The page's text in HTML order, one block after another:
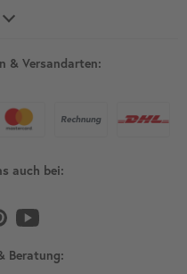
& Versandarten:
auch bei:
Beratung: